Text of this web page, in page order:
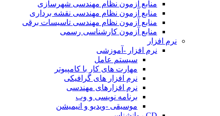
منابع آزمون نظام مهندسی شهرسازی
منابع آزمون نظام مهندسی نقشه برداری
منابع آزمون نظام مهندسی تاسیسات برقی
منابع آزمون کارشناسی رسمی
نرم افزار
نرم افزار -آموزشی
سیستم عامل
مهارت های کار با کامپیوتر
نرم افزار های گرافیکی
نرم افزارهای مهندسی
برنامه نویسی و وب
موسیقی -ویدیو و انیمیشن